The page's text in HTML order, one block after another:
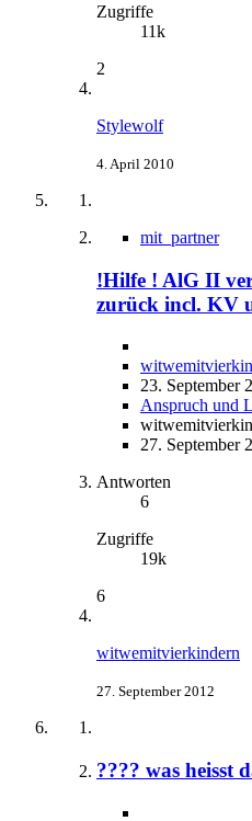
Zugriffe
11k
2
Stylewolf
4. April 2010
mit_partner
!Hilfe ! AlG II
zurück incl. KV
23. September
Anspruch und
27. September
Antworten
6
Zugriffe
19k
6
witwemitvierkindern
27. September 2012
???? was heisst